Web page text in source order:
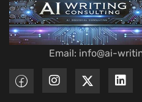
Email: info@ai-